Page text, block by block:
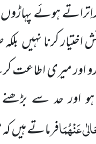
ہوئے پہاڑوں
کرنا نہیں
میری اطاعت
اور حد سے
عَنْہُمَافرماتے ہیں کہ